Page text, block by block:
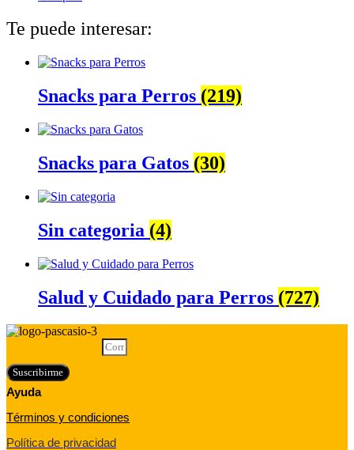
Te puede interesar:
Snacks para Perros (219)
Snacks para Gatos (30)
Sin categoria (4)
Salud y Cuidado para Perros (727)
Suscribirme
Ayuda
Términos y condiciones
Política de privacidad